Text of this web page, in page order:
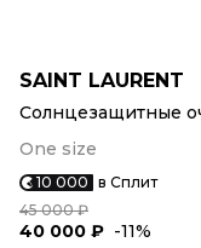
SAINT LAURENT
Солнцезащитные
One size
10 000 в Сплит
45 000 ₽
40 000 ₽ -11%